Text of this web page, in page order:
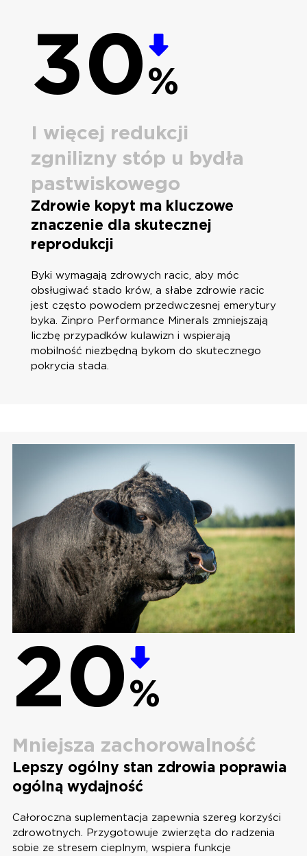
30%
I więcej redukcji
zgnilizny stóp u bydła
pastwiskowego
Zdrowie kopyt ma kluczowe
znaczenie dla skutecznej
reprodukcji
Byki wymagają zdrowych racic, aby móc
obsługiwać stado krów, a słabe zdrowie racic
jest często powodem przedwczesnej emerytury
byka. Zinpro Performance Minerals zmniejszają
liczbę przypadków kulawizn i wspierają
mobilność niezbędną bykom do skutecznego
pokrycia stada.
20%
Mniejsza zachorowalność
Lepszy ogólny stan zdrowia poprawia
ogólną wydajność
Całoroczna suplementacja zapewnia szereg korzyści
zdrowotnych. Przygotowuje zwierzęta do radzenia
sobie ze stresem cieplnym, wspiera funkcje